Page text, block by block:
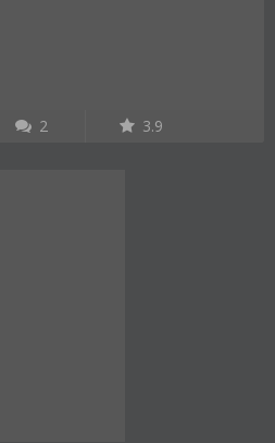
2 3.9